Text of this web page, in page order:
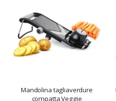
Mandolina tagliaverdure
compatta Veggie